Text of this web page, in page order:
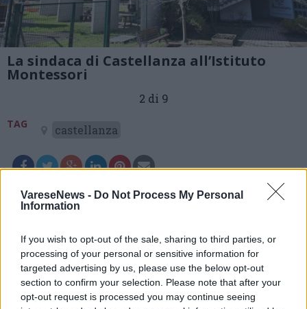
VareseNews - Do Not Process My Personal
Information
If you wish to opt-out of the sale, sharing to third parties, or
processing of your personal or sensitive information for
targeted advertising by us, please use the below opt-out
section to confirm your selection. Please note that after your
opt-out request is processed you may continue seeing
La sindaca di Castellanza all’Istituto
Montessori
2 di 9
TAG castellanza
Leggi l'articolo:
La sindaca di Castellanza in visita all’Istituto